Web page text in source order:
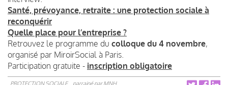
Santé, prévoyance, retraite : une protection sociale à
reconquérir
Quelle place pour l’entreprise ?
Retrouvez le programme du colloque du 4 novembre,
organisé par MiroirSocial à Paris.
Participation gratuite - inscription obligatoire
PROTECTION SOCIALE parrainé parMNH